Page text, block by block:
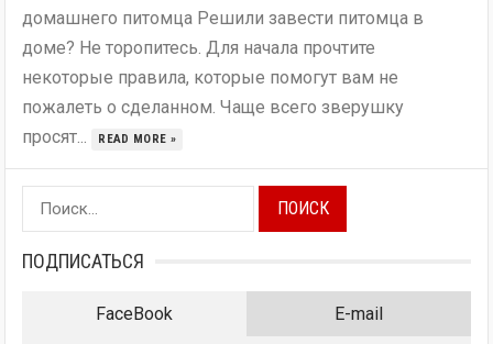
домашнего питомца Решили завести питомца в
доме? Не торопитесь. Для начала прочтите
некоторые правила, которые помогут вам не
пожалеть о сделанном. Чаще всего зверушку
просят...
READ MORE »
Найти:
ПОДПИСАТЬСЯ
FaceBook E-mail